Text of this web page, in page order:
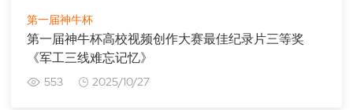
第一届神牛杯
第一届神牛杯高校视频创作大赛最佳纪录片三等奖
《军工三线难忘记忆》
553 2025/10/27